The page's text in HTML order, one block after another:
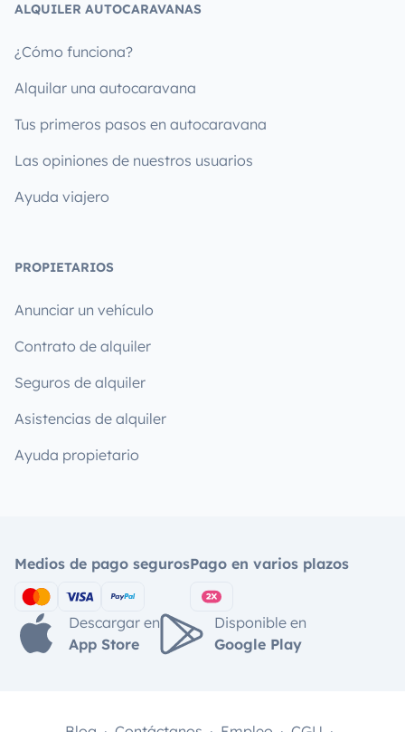
ALQUILER AUTOCARAVANAS
¿Cómo funciona?
Alquilar una autocaravana
Tus primeros pasos en autocaravana
Las opiniones de nuestros usuarios
Ayuda viajero
PROPIETARIOS
Anunciar un vehículo
Contrato de alquiler
Seguros de alquiler
Asistencias de alquiler
Ayuda propietario
Medios de pago segurosPago en varios plazos
Descargar en
App Store
Disponible en
Google Play